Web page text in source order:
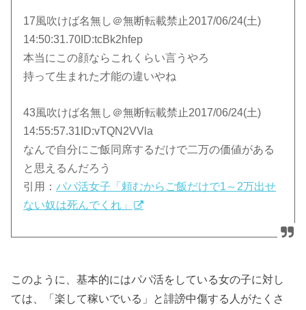
17風吹けば名無し＠無断転載禁止2017/06/24(土)
14:50:31.70ID:tcBk2hfep
本当にこの顔ならこれくらい言うやろ
持って生まれた才能の違いやね
43風吹けば名無し＠無断転載禁止2017/06/24(土)
14:55:57.31ID:vTQN2VVla
なんで自分にご飯同席するだけで二万の価値がある
と思えるんだろう
引用：パパ活女子「頼むからご飯だけで1～2万出せ
ない奴は死んでくれ」
このように、基本的にはパパ活をしている女の子に対し
ては、「楽して稼いでいる」と誹謗中傷する人がたくさ